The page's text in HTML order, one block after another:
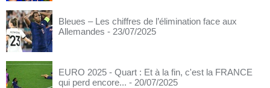
Bleues – Les chiffres de l’élimination face aux
Allemandes - 23/07/2025
EURO 2025 - Quart : Et à la fin, c'est la FRANCE
qui perd encore... - 20/07/2025